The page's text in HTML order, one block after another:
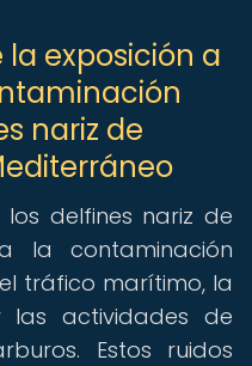
exposición a
nariz de
los delfines nariz de
la contaminación
tráfico marítimo, la
las actividades de
Estos ruidos